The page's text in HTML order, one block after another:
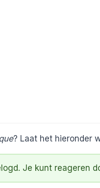
? Laat het hieronder
Je kunt reageren